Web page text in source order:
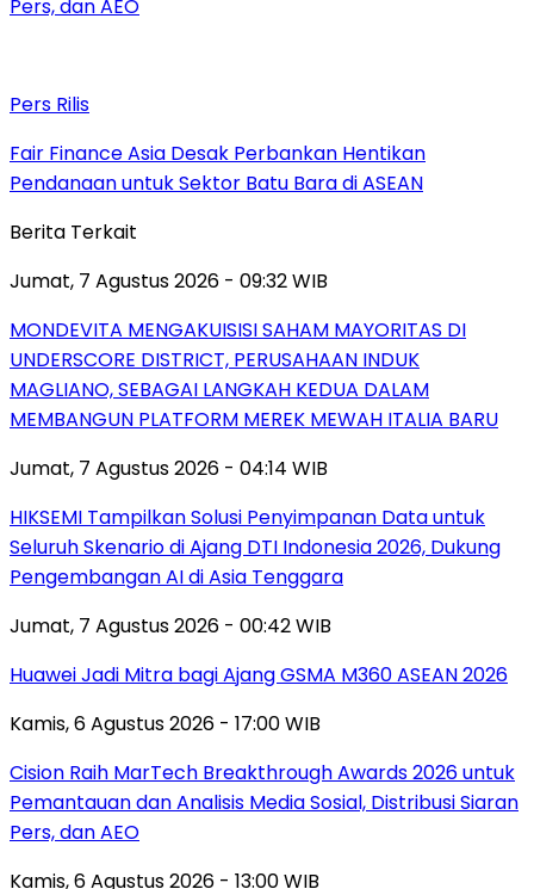
Pers, dan AEO
Pers Rilis
Fair Finance Asia Desak Perbankan Hentikan
Pendanaan untuk Sektor Batu Bara di ASEAN
Berita Terkait
Jumat, 7 Agustus 2026 - 09:32 WIB
MONDEVITA MENGAKUISISI SAHAM MAYORITAS DI
UNDERSCORE DISTRICT, PERUSAHAAN INDUK
MAGLIANO, SEBAGAI LANGKAH KEDUA DALAM
MEMBANGUN PLATFORM MEREK MEWAH ITALIA BARU
Jumat, 7 Agustus 2026 - 04:14 WIB
HIKSEMI Tampilkan Solusi Penyimpanan Data untuk
Seluruh Skenario di Ajang DTI Indonesia 2026, Dukung
Pengembangan AI di Asia Tenggara
Jumat, 7 Agustus 2026 - 00:42 WIB
Huawei Jadi Mitra bagi Ajang GSMA M360 ASEAN 2026
Kamis, 6 Agustus 2026 - 17:00 WIB
Cision Raih MarTech Breakthrough Awards 2026 untuk
Pemantauan dan Analisis Media Sosial, Distribusi Siaran
Pers, dan AEO
Kamis, 6 Agustus 2026 - 13:00 WIB